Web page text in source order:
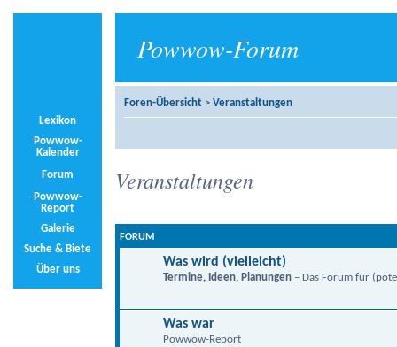
Powwow-Forum
Lexikon
Powwow-
Kalender
Forum
Powwow-
Report
Galerie
Suche & Biete
Über uns
Foren-Übersicht > Veranstaltungen
Veranstaltungen
FORUM
Was wird (vielleicht)
Termine, Ideen, Planungen – Das Forum für
Was war
Powwow-Report